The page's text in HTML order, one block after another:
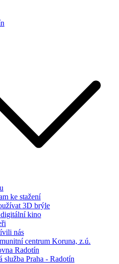
ke stažení
3D brýle
kino
nás
centrum Koruna, z.ú.
Radotín
služba Praha - Radotín